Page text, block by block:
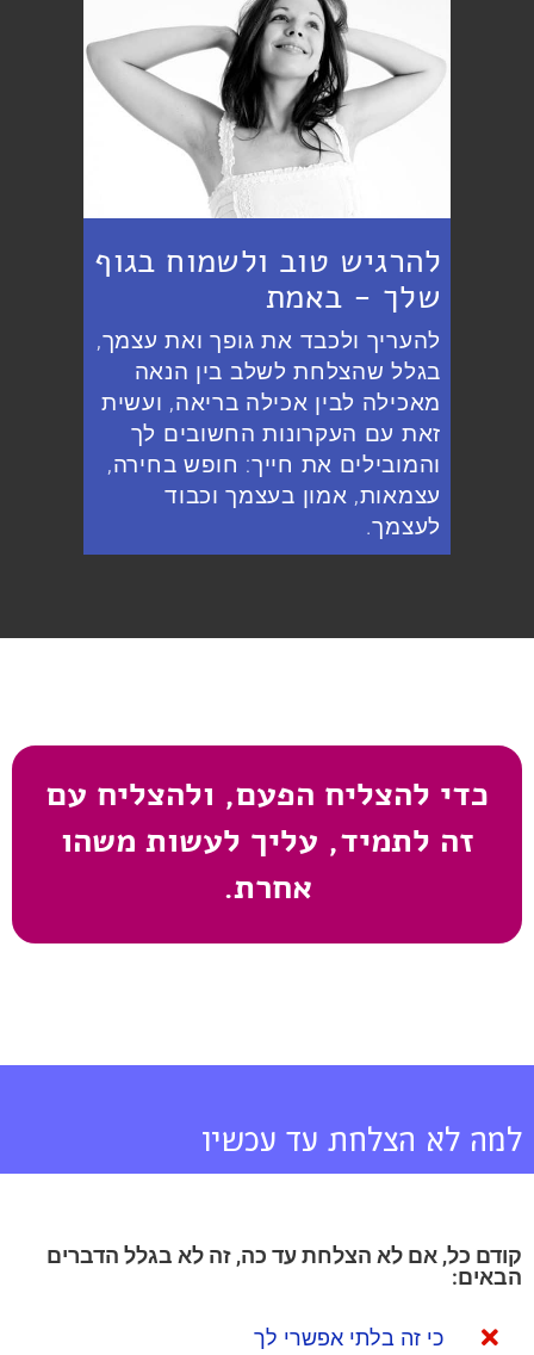
להרגיש טוב ולשמוח בגוף
שלך - באמת
להעריך ולכבד את גופך ואת עצמך,
בגלל שהצלחת לשלב בין הנאה
מאכילה לבין אכילה בריאה, ועשית
זאת עם העקרונות החשובים לך
והמובילים את חייך: חופש בחירה,
עצמאות, אמון בעצמך וכבוד
לעצמך.
כדי להצליח הפעם, ולהצליח עם
זה לתמיד, עליך לעשות משהו
אחרת.
למה לא הצלחת עד עכשיו
קודם כל, אם לא הצלחת עד כה, זה לא בגלל הדברים
הבאים:
כי זה בלתי אפשרי לך